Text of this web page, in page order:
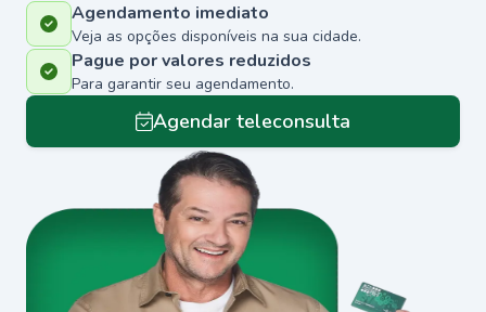
Agendamento imediato
Veja as opções disponíveis na sua cidade.
Pague por valores reduzidos
Para garantir seu agendamento.
Agendar teleconsulta